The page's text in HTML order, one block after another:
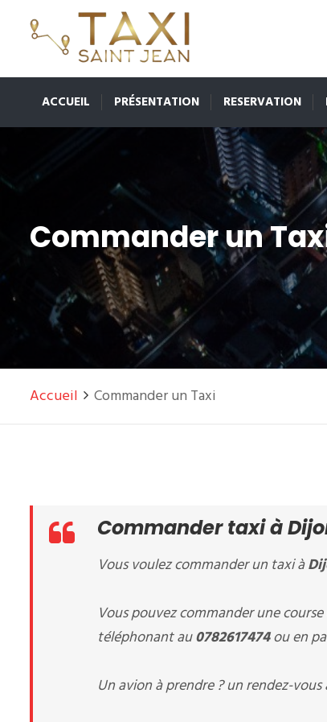
ACCUEIL PRÉSENTATION RESERVATION
Commander un
Accueil Commander un Taxi
Commander taxi à
Vous voulez commander un taxi à
Vous pouvez commander une
téléphonant au0782617474ou en
Un avion à prendre ? un rendez-vous